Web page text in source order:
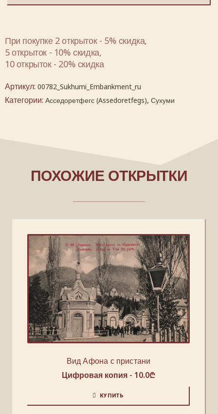
При покупке 2 открыток - 5% скидка,
5 открыток - 10% скидка,
10 открыток - 20% скидка
Артикул: 00782_Sukhumi_Embankment_ru
Категории: Асседоретфегс (Assedoretfegs), Сухуми
ПОХОЖИЕ ОТКРЫТКИ
Вид Афона с пристани
Цифровая копия - 10.0₾
КУПИТЬ